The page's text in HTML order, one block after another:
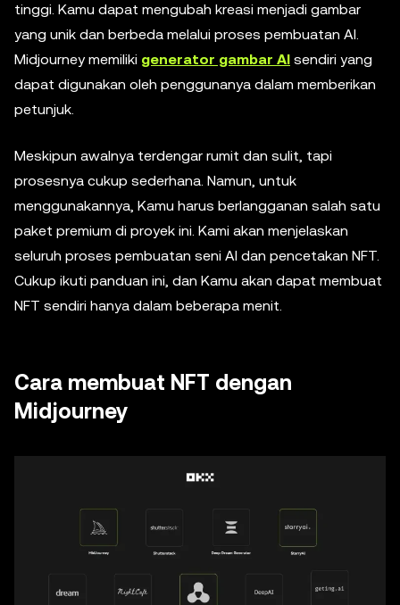
tinggi. Kamu dapat mengubah kreasi menjadi gambar
yang unik dan berbeda melalui proses pembuatan AI.
Midjourney memiliki generator gambar AI sendiri yang
dapat digunakan oleh penggunanya dalam memberikan
petunjuk.
Meskipun awalnya terdengar rumit dan sulit, tapi
prosesnya cukup sederhana. Namun, untuk
menggunakannya, Kamu harus berlangganan salah satu
paket premium di proyek ini. Kami akan menjelaskan
seluruh proses pembuatan seni AI dan pencetakan NFT.
Cukup ikuti panduan ini, dan Kamu akan dapat membuat
NFT sendiri hanya dalam beberapa menit.
Cara membuat NFT dengan
Midjourney